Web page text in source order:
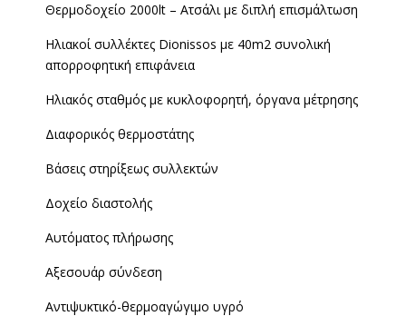
Θερμοδοχείο 2000lt – Ατσάλι με διπλή επισμάλτωση
Ηλιακοί συλλέκτες Dionissos με 40m2 συνολική
απορροφητική επιφάνεια
Ηλιακός σταθμός με κυκλοφορητή, όργανα μέτρησης
Διαφορικός θερμοστάτης
Βάσεις στηρίξεως συλλεκτών
Δοχείο διαστολής
Αυτόματος πλήρωσης
Αξεσουάρ σύνδεση
Αντιψυκτικό-θερμοαγώγιμο υγρό